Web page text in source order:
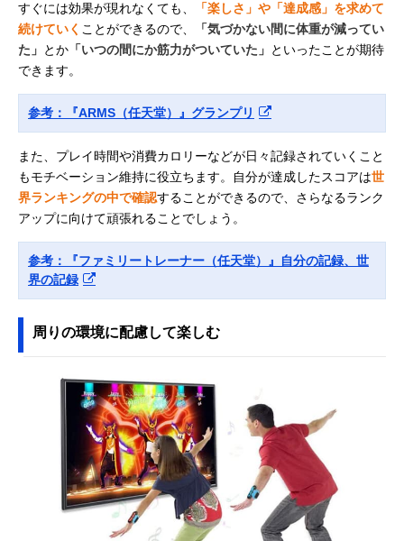
すぐには効果が現れなくても、
「楽しさ」や「達成感」を求めて
続けていく ことができるので、
「気づかない間に体重が減ってい
た」 とか 「いつの間にか筋力がついていた」 といったことが期待
できます。
参考：『ARMS（任天堂）』グランプリ
また、プレイ時間や消費カロリーなどが日々記録されていくこと
もモチベーション維持に役立ちます。自分が達成したスコアは世
界ランキングの中で確認することができるので、さらなるランク
アップに向けて頑張れることでしょう。
参考：『ファミリートレーナー（任天堂）』自分の記録、世
界の記録
周りの環境に配慮して楽しむ